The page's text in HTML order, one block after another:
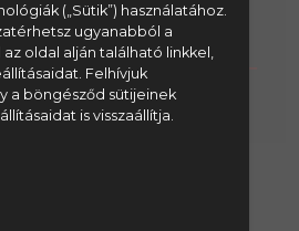
(„Sütik”) használatához.
ugyanabból a
oldal alján található linkkel,
Felhívjuk
a böngésződ sütijeinek
is visszaállítja.